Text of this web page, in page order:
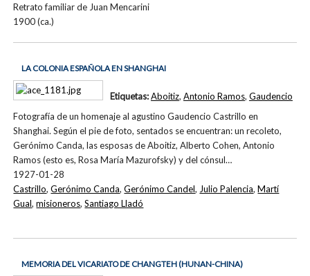
Retrato familiar de Juan Mencarini
1900 (ca.)
LA COLONIA ESPAÑOLA EN SHANGHAI
Fotografía de un homenaje al agustino Gaudencio Castrillo en
Shanghai. Según el pie de foto, sentados se encuentran: un recoleto,
Gerónimo Canda, las esposas de Aboitiz, Alberto Cohen, Antonio
Ramos (esto es, Rosa María Mazurofsky) y del cónsul…
1927-01-28
Etiquetas:Aboitiz, Antonio Ramos, Gaudencio
Castrillo,Gerónimo Canda,Gerónimo Candel, Julio Palencia,Martí
Gual,misioneros,Santiago Lladó
MEMORIA DEL VICARIATO DE CHANGTEH (HUNAN-CHINA)